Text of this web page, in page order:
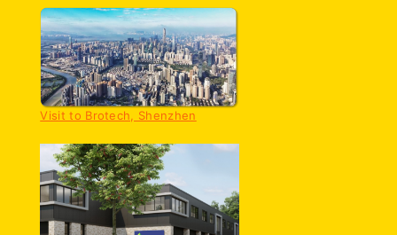
Visit to Brotech, Shenzhen